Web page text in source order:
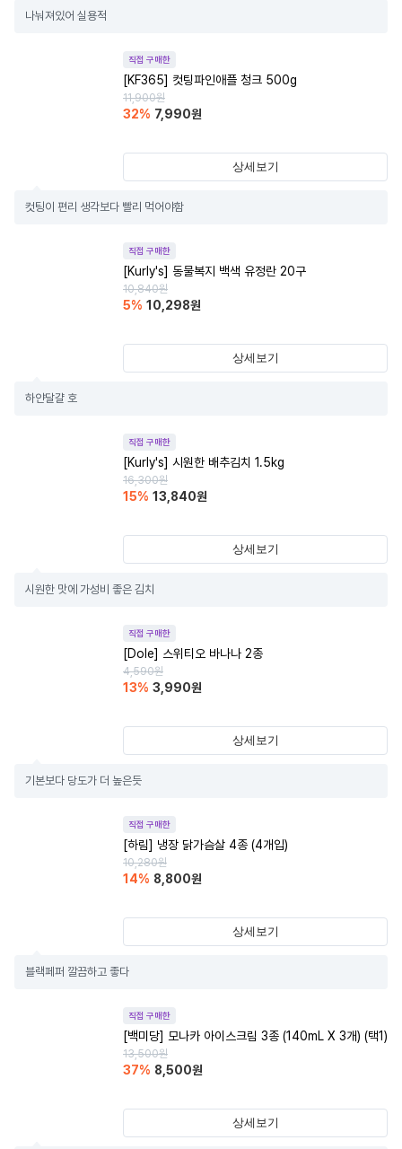
나눠져있어 실용적
직접 구매한
[KF365] 컷팅파인애플 청크 500g
11,900원
32% 7,990원
상세보기
컷팅이 편리 생각보다 빨리 먹어야함
직접 구매한
[Kurly's] 동물복지 백색 유정란 20구
10,840원
5% 10,298원
상세보기
하얀달걀 호
직접 구매한
[Kurly's] 시원한 배추김치 1.5kg
16,300원
15% 13,840원
상세보기
시원한 맛에 가성비 좋은 김치
직접 구매한
[Dole] 스위티오 바나나 2종
4,590원
13% 3,990원
상세보기
기본보다 당도가 더 높은듯
직접 구매한
[하림] 냉장 닭가슴살 4종 (4개입)
10,280원
14% 8,800원
상세보기
블랙페퍼 깔끔하고 좋다
직접 구매한
[백미당] 모나카 아이스크림 3종 (140mL X 3개) (택1)
13,500원
37% 8,500원
상세보기